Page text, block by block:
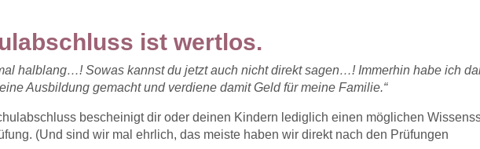
ist wertlos.
halblang…! Sowas kannst du jetzt auch nicht direkt sagen…! Immerhin habe ich
Ausbildung gemacht und verdiene damit Geld für meine Familie.“
bescheinigt dir oder deinen Kindern lediglich einen möglichen
(Und sind wir mal ehrlich, das meiste haben wir direkt nach den Prüfungen